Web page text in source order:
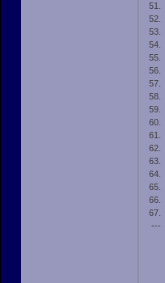
51.
52.
53.
54.
55.
56.
57.
58.
59.
60.
61.
62.
63.
64.
65.
66.
67.
---